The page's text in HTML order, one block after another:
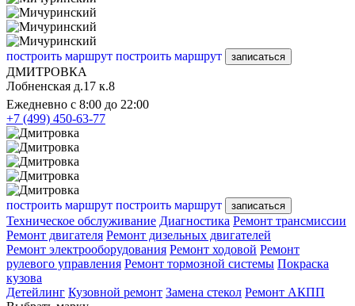
построить маршрут построить маршрут записаться
ДМИТРОВКА
Лобненская д.17 к.8
Ежедневно с 8:00 до 22:00
+7 (499) 450-63-77
построить маршрут построить маршрут записаться
Техническое обслуживание Диагностика Ремонт трансмиссии
Ремонт двигателя Ремонт дизельных двигателей
Ремонт электрооборудования Ремонт ходовой Ремонт
рулевого управления Ремонт тормозной системы Покраска
кузова
Детейлинг Кузовной ремонт Замена стекол Ремонт АКПП